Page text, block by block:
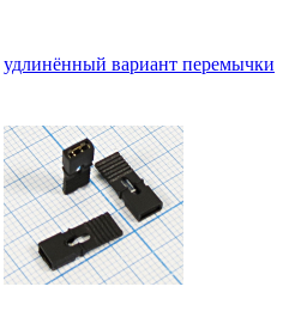
удлинённый вариант перемычки